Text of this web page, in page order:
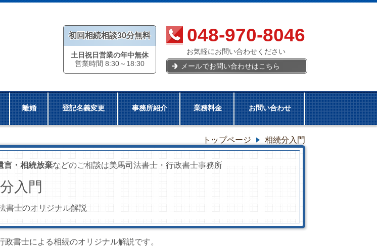
初回相続相談30分無料
土日祝日営業の年中無休
営業時間 8:30～18:30
048-970-8046
お気軽にお問い合わせください
メールでお問い合わせはこちら
離婚 登記名義変更 事務所紹介 業務料金 お問い合わせ
トップページ 相続分入門
言・相続放棄などのご相談は美馬司法書士・行政書士事務所
入門
書士のオリジナル解説
政書士による相続のオリジナル解説です。